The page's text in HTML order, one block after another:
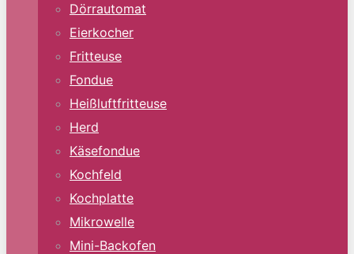
Dörrautomat
Eierkocher
Fritteuse
Fondue
Heißluftfritteuse
Herd
Käsefondue
Kochfeld
Kochplatte
Mikrowelle
Mini-Backofen